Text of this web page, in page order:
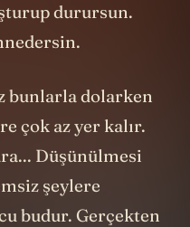
durursun.
bunlarla dolarken
çok az yer kalır.
Düşünülmesi
şeylere
budur. Gerçekten